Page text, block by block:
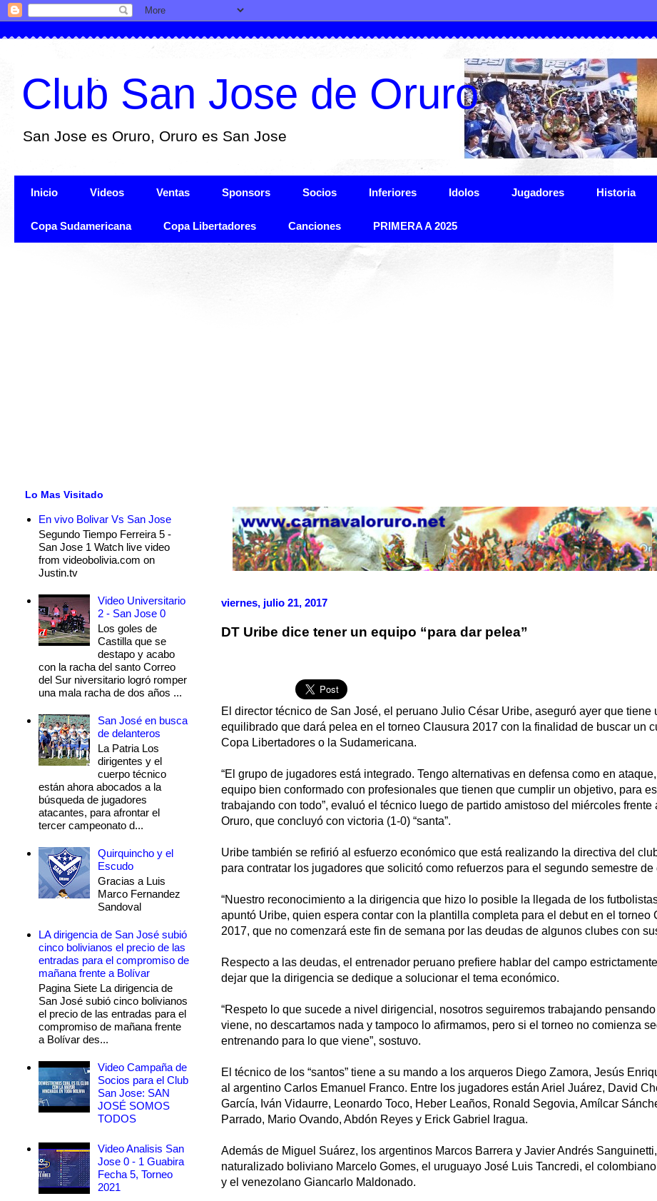
Club San Jose de Oruro
San Jose es Oruro, Oruro es San Jose
Inicio Videos Ventas Sponsors Socios Inferiores Idolos Jugadores Historia
Copa Sudamericana Copa Libertadores Canciones PRIMERA A 2025
viernes, julio 21, 2017
DT Uribe dice tener un equipo “para dar pelea”
El director técnico de San José, el peruano Julio César Uribe, aseguró ayer que tiene
equilibrado que dará pelea en el torneo Clausura 2017 con la finalidad de buscar un
Copa Libertadores o la Sudamericana.
“El grupo de jugadores está integrado. Tengo alternativas en defensa como en
equipo bien conformado con profesionales que tienen que cumplir un objetivo, para
trabajando con todo”, evaluó el técnico luego de partido amistoso del miércoles frente
Oruro, que concluyó con victoria (1-0) “santa”.
Uribe también se refirió al esfuerzo económico que está realizando la directiva del
para contratar los jugadores que solicitó como refuerzos para el segundo semestre de
“Nuestro reconocimiento a la dirigencia que hizo lo posible la llegada de los
apuntó Uribe, quien espera contar con la plantilla completa para el debut en el torneo
2017, que no comenzará este fin de semana por las deudas de algunos clubes con
Respecto a las deudas, el entrenador peruano prefiere hablar del campo
dejar que la dirigencia se dedique a solucionar el tema económico.
“Respeto lo que sucede a nivel dirigencial, nosotros seguiremos trabajando
viene, no descartamos nada y tampoco lo afirmamos, pero si el torneo no comienza
entrenando para lo que viene”, sostuvo.
El técnico de los “santos” tiene a su mando a los arqueros Diego Zamora, Jesús
al argentino Carlos Emanuel Franco. Entre los jugadores están Ariel Juárez, David
García, Iván Vidaurre, Leonardo Toco, Heber Leaños, Ronald Segovia, Amílcar
Parrado, Mario Ovando, Abdón Reyes y Erick Gabriel Iragua.
Además de Miguel Suárez, los argentinos Marcos Barrera y Javier Andrés
naturalizado boliviano Marcelo Gomes, el uruguayo José Luis Tancredi, el
y el venezolano Giancarlo Maldonado.
Lo Mas Visitado
En vivo Bolivar Vs San Jose
Segundo Tiempo Ferreira 5 -
San Jose 1 Watch live video
from videobolivia.com on
Justin.tv
Video Universitario
2 - San Jose 0
Los goles de
Castilla que se
destapo y acabo
con la racha del santo Correo
del Sur niversitario logró romper
una mala racha de dos años ...
San José en busca
de delanteros
La Patria Los
dirigentes y el
cuerpo técnico
están ahora abocados a la
búsqueda de jugadores
atacantes, para afrontar el
tercer campeonato d...
Quirquincho y el
Escudo
Gracias a Luis
Marco Fernandez
Sandoval
LA dirigencia de San José subió
cinco bolivianos el precio de las
entradas para el compromiso de
mañana frente a Bolívar
Pagina Siete La dirigencia de
San José subió cinco bolivianos
el precio de las entradas para el
compromiso de mañana frente
a Bolívar des...
Video Campaña de
Socios para el Club
San Jose: SAN
JOSÉ SOMOS
TODOS
Video Analisis San
Jose 0 - 1 Guabira
Fecha 5, Torneo
2021